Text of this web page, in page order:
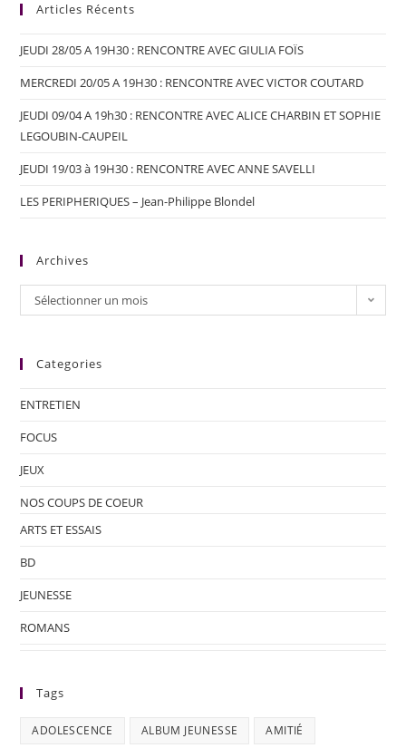
Articles Récents
JEUDI 28/05 A 19H30 : RENCONTRE AVEC GIULIA FOÏS
MERCREDI 20/05 A 19H30 : RENCONTRE AVEC VICTOR COUTARD
JEUDI 09/04 A 19h30 : RENCONTRE AVEC ALICE CHARBIN ET SOPHIE
LEGOUBIN-CAUPEIL
JEUDI 19/03 à 19H30 : RENCONTRE AVEC ANNE SAVELLI
LES PERIPHERIQUES – Jean-Philippe Blondel
Archives
Sélectionner un mois
Categories
ENTRETIEN
FOCUS
JEUX
NOS COUPS DE COEUR
ARTS ET ESSAIS
BD
JEUNESSE
ROMANS
Tags
ADOLESCENCE ALBUM JEUNESSE AMITIÉ